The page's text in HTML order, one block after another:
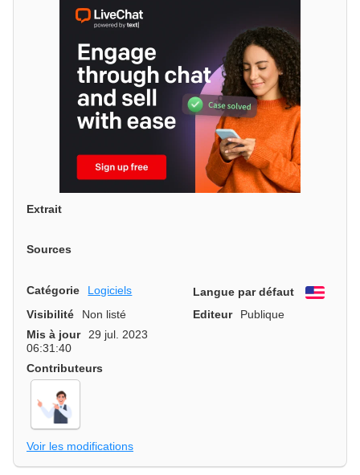
Extrait
Sources
Catégorie Logiciels Langue par défaut
Visibilité
Non listé Editeur
Publique
Mis à jour
29 jul. 2023
06:31:40
Contributeurs
Voir les modifications